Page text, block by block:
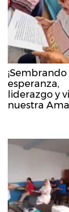
¡Sembrando
esperanza,
liderazgo y
nuestra